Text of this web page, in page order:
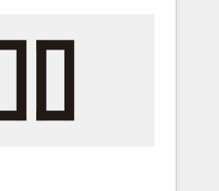
your team, migrate your
Zero downtime, full